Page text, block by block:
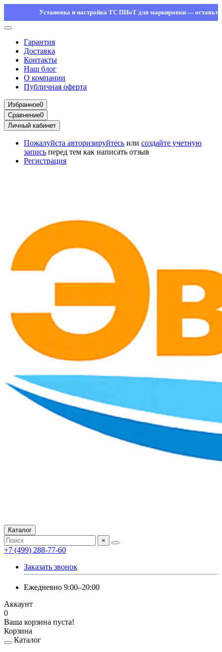
Установка и настройка ТС ПИоТ для маркировки — оставьте
Гарантия
Доставка
Контакты
Наш блог
О компании
Публичная оферта
Избранное0
Сравнение0
Личный кабинет
Пожалуйста авторизируйтесь или создайте учетную
запись перед тем как написать отзыв
Регистрация
Каталог
×
+7 (499) 288-77-60
Заказать звонок
Ежедневно 9:00–20:00
Аккаунт
0
Ваша корзина пуста!
Корзина
Каталог